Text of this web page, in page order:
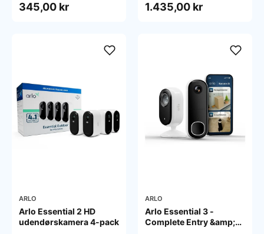
345,00 kr 1.435,00 kr
ARLO
Arlo Essential 2 HD
udendørskamera 4-pack
ARLO
Arlo Essential 3 -
Complete Entry &amp;